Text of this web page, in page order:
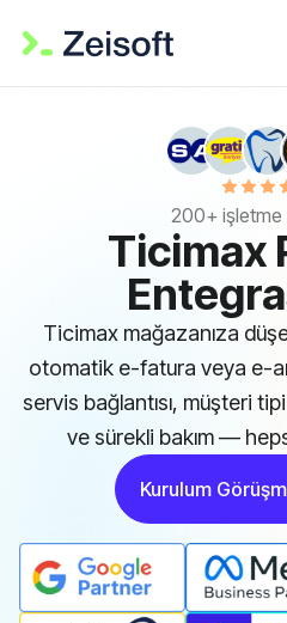
200+ işletme
Ticimax
Ticimax mağazanıza
otomatik e-fatura veya e-
servis bağlantısı, müşteri tipi
ve sürekli bakım —
Kurulum